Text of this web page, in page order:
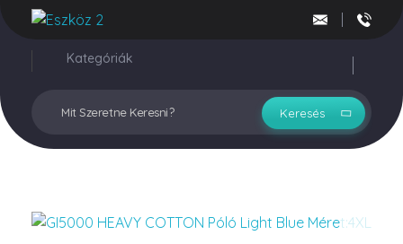
Kategóriák Fiókom